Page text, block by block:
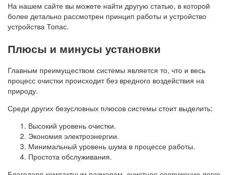
На нашем сайте вы можете найти другую статью, в которой
более детально рассмотрен принцип работы и устройство
устройства Топас.
Плюсы и минусы установки
Главным преимуществом системы является то, что и весь
процесс очистки происходит без вредного воздействия на
природу.
Среди других безусловных плюсов системы стоит выделить:
Высокий уровень очистки.
Экономия электроэнергии.
Минимальный уровень шума в процессе работы.
Простота обслуживания.